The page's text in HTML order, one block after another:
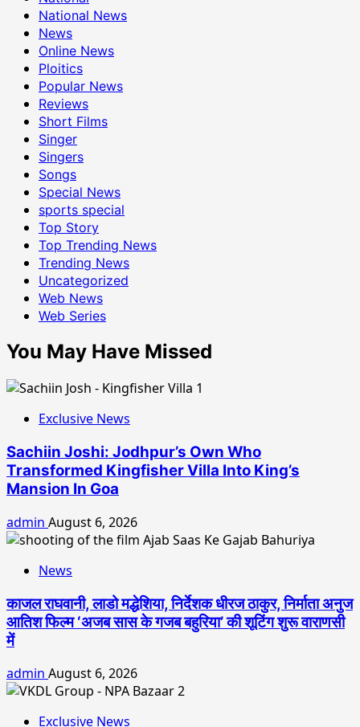
National News
News
Online News
Ploitics
Popular News
Reviews
Short Films
Singer
Singers
Songs
Special News
sports special
Top Story
Top Trending News
Trending News
Uncategorized
Web News
Web Series
You May Have Missed
Exclusive News
Sachiin Joshi: Jodhpur’s Own Who
Transformed Kingfisher Villa Into King’s
Mansion In Goa
admin August 6, 2026
News
काजल राघवानी, लाडो मद्धेशिया, निर्देशक धीरज ठाकुर, निर्माता अनुज
आतिश फिल्म ‘अजब सास के गजब बहुरिया’ की शूटिंग शुरू वाराणसी
में
admin August 6, 2026
Exclusive News